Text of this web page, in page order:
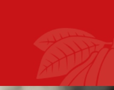
Termenii de
Politica de confidențialitate